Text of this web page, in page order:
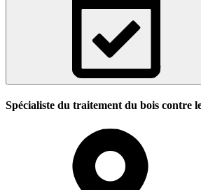
Spécialiste du traitement du bois contre